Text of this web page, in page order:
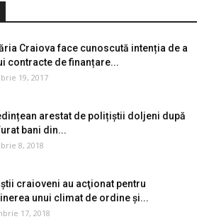
Craiova face cunoscută intenția de a
contracte de finanțare...
19, 2017
arestat de polițiștii doljeni după
bani din...
8, 2018
craioveni au acţionat pentru
unui climat de ordine şi...
17, 2018